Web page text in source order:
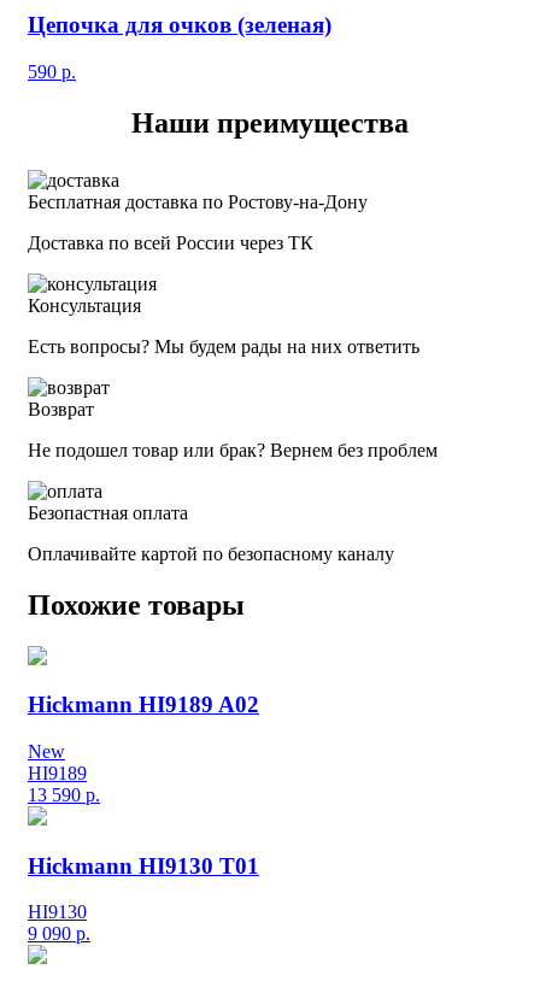
Цепочка для очков (зеленая)
590 р.
Наши преимущества
Бесплатная доставка по Ростову-на-Дону
Доставка по всей России через ТК
Консультация
Есть вопросы? Мы будем рады на них ответить
Возврат
Не подошел товар или брак? Вернем без проблем
Безопастная оплата
Оплачивайте картой по безопасному каналу
Похожие товары
Hickmann HI9189 A02
New
HI9189
13 590 р.
Hickmann HI9130 T01
HI9130
9 090 р.